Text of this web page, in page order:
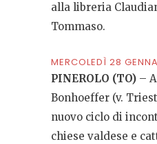
alla libreria
Tommaso.
MERCOLEDÌ 28
PINEROLO (TO) –
Bonhoeffer (v.
nuovo ciclo di
chiese valdese e